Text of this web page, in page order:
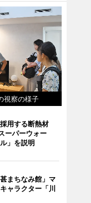
視察の様子
用する断熱材
ーパーウォー
」を説明
甚まちなみ館」マ
ャラクター「川